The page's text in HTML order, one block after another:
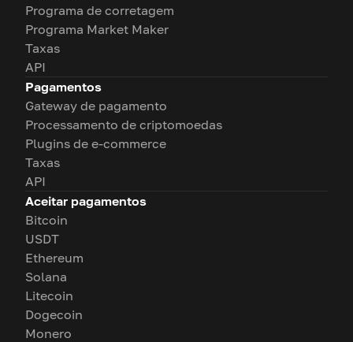
Programa de corretagem
Programa Market Maker
Taxas
API
Pagamentos
Gateway de pagamento
Processamento de criptomoedas
Plugins de e-commerce
Taxas
API
Aceitar pagamentos
Bitcoin
USDT
Ethereum
Solana
Litecoin
Dogecoin
Monero